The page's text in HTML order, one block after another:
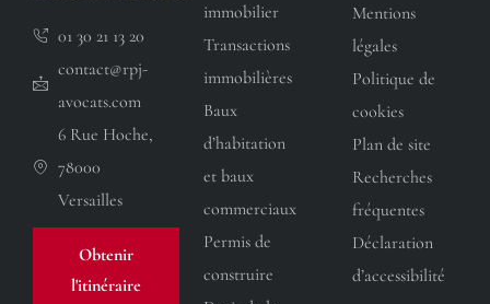
01 30 21 13 20
contact@rpj-
avocats.com
6 Rue Hoche,
78000
Versailles
Obtenir
l'itinéraire
immobilier
Transactions
immobilières
Baux
d’habitation
et baux
commerciaux
Permis de
construire
Mentions
légales
Politique de
cookies
Plan de site
Recherches
fréquentes
Déclaration
d’accessibilité